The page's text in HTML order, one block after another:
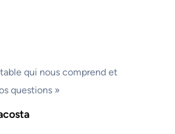
qui nous comprend et
questions »